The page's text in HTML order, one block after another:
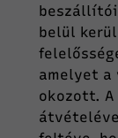
belül
amelyet a
okozott.